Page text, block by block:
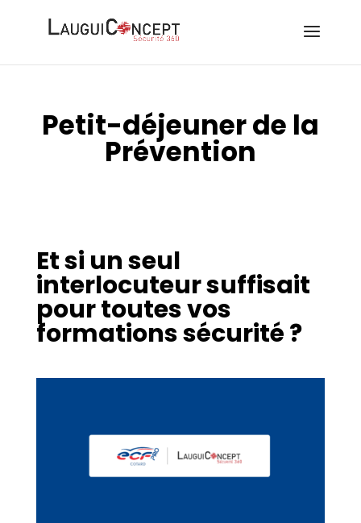
Petit-déjeuner de la
Prévention
Et si un seul
interlocuteur suffisait
pour toutes vos
formations sécurité ?